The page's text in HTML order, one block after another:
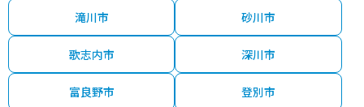
滝川市 砂川市
歌志内市 深川市
富良野市 登別市